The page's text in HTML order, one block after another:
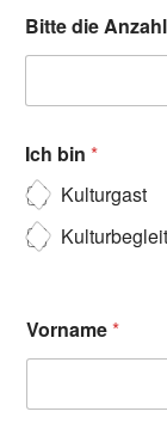
Bitte die
Ich bin *
Kulturgast
Vorname*